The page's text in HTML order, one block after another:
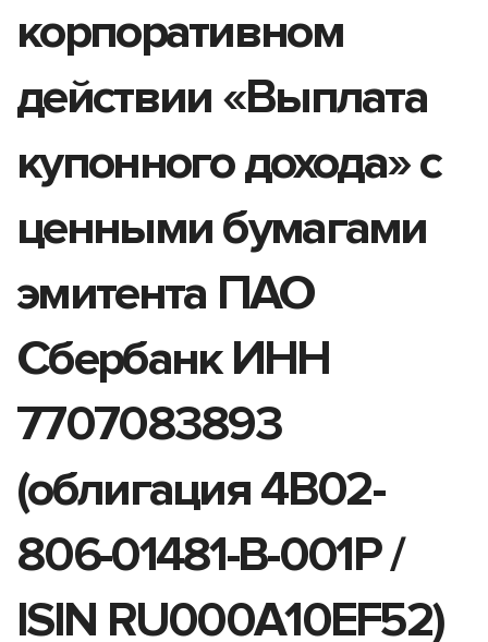
корпоративном
действии «Выплата
купонного дохода» с
ценными бумагами
эмитента ПАО
Сбербанк ИНН
7707083893
(облигация 4B02-
806-01481-B-001P /
ISIN RU000A10EF52)